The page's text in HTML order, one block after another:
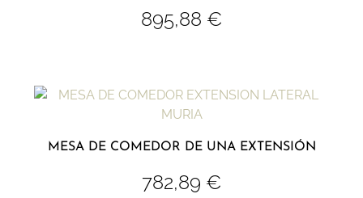
895,88 €
MESA DE COMEDOR DE UNA EXTENSIÓN
782,89 €